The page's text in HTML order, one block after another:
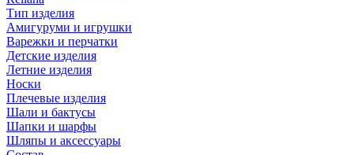
Тип изделия
Амигуруми и игрушки
Варежки и перчатки
Детские изделия
Летние изделия
Носки
Плечевые изделия
Шали и бактусы
Шапки и шарфы
Шляпы и аксессуары